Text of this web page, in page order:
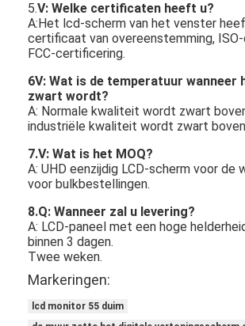
5.V: Welke certificaten heeft u?
A:Het lcd-scherm van het venster
certificaat van overeenstemming,
FCC-certificering.
6V: Wat is de temperatuur wanneer
zwart wordt?
A: Normale kwaliteit wordt zwart
industriële kwaliteit wordt zwart
7.V: Wat is het MOQ?
A: UHD eenzijdig LCD-scherm voor de
voor bulkbestellingen.
8.Q: Wanneer zal u levering?
A: LCD-paneel met een hoge
binnen 3 dagen.
Twee weken.
Markeringen:
lcd monitor 55 duim